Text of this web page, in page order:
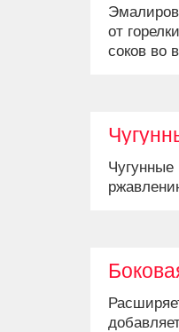
от
соков во
Чугунные